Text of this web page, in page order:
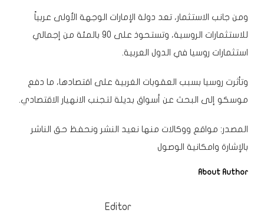
ومن جانب الاستثمار، تعددولة الإماراتالوجهة الأولى عربياً
للاستثمارات الروسية
، وتستحوذ على 90 بالمئة من إجمالي
استثمارات روسيا في الدول العربية.
وتأثرت روسيا بسبب العقوبات الغربية على اقتصادها، ما دفع
موسكو إلى البحث عن أسواق بديلة لتجنب الانهيار الاقتصادي.
المصدر: مواقع ووكالاتمنهانعيد النشر ونحفظ حق الناشر
بالإشارة وامكانية الوصول
About Author
Editor